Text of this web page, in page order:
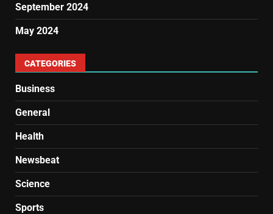
September 2024
May 2024
CATEGORIES
Business
General
Health
Newsbeat
Science
Sports